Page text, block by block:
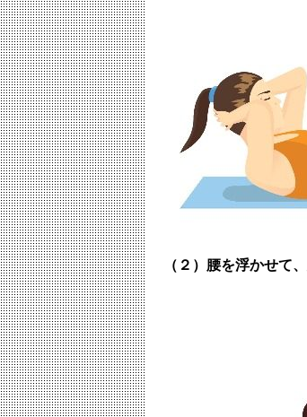
（２）腰を浮かせて